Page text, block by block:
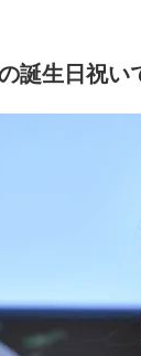
誕生日祝い